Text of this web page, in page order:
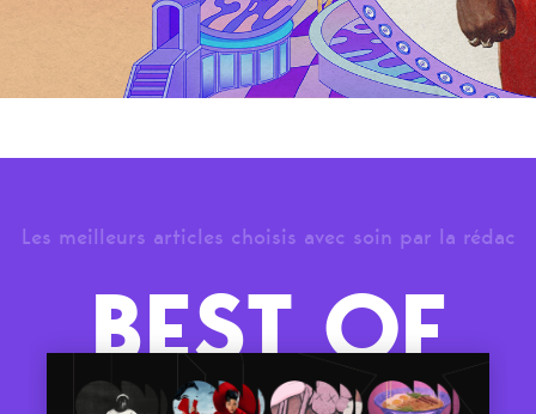
Les meilleurs articles choisis avec soin par la rédac
BEST OF